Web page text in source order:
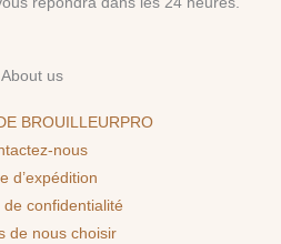
About us
BROUILLEURPRO
nous
d’expédition
de confidentialité
de nous choisir